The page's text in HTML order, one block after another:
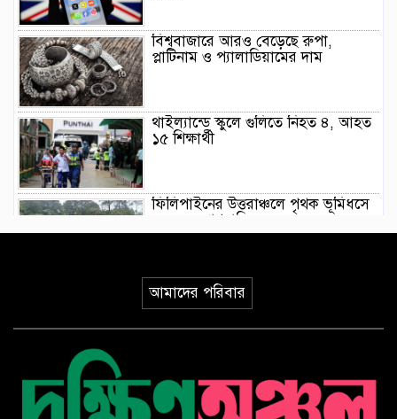
বিশ্ববাজারে আরও বেড়েছে রুপা,
প্লাটিনাম ও প্যালাডিয়ামের দাম
থাইল্যান্ডে স্কুলে গুলিতে নিহত ৪, আহত
১৫ শিক্ষার্থী
ফিলিপাইনের উত্তরাঞ্চলে পৃথক ভূমিধসে
৪ জনের প্রাণহানি
ইয়েমেনে হুথিদের ড্রোন হামলা,
ভূপাতিতের দাবি সরকারি বাহিনীর
করলেন জাপানি চিকিৎসকরা, ভিডিও
ভাইরাল
আমাদের পরিবার